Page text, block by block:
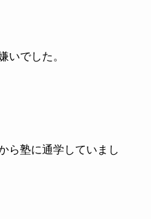
いでした。
ら塾に通学していまし